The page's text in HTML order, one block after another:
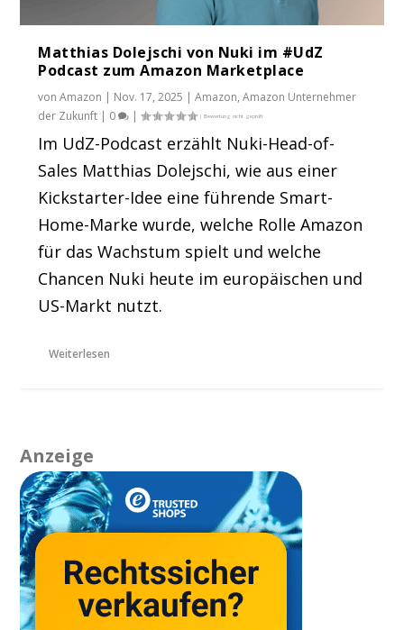
Matthias Dolejschi von Nuki im #UdZ
Podcast zum Amazon Marketplace
vonAmazon | Nov. 17, 2025 |Amazon,Amazon Unternehmer
der Zukunft | 0 |
Im UdZ-Podcast erzählt Nuki-Head-of-
Sales Matthias Dolejschi, wie aus einer
Kickstarter-Idee eine führende Smart-
Home-Marke wurde, welche Rolle Amazon
für das Wachstum spielt und welche
Chancen Nuki heute im europäischen und
US-Markt nutzt.
Weiterlesen
Anzeige